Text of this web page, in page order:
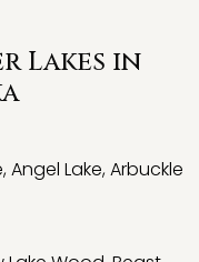
Lakes in
,Angel Lake,Arbuckle